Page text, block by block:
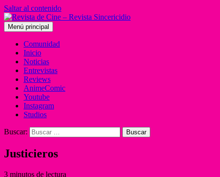
Saltar al contenido
Menú principal
Comunidad
Inicio
Noticias
Entrevistas
Reviews
AnimeComic
Youtube
Instagram
Studios
Buscar:
Justicieros
3 minutos de lectura